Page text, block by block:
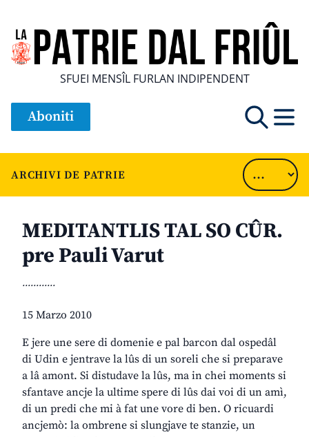
SFUEI MENSÎL FURLAN INDIPENDENT
Aboniti
ARCHIVI DE PATRIE
MEDITANTLIS TAL SO CÛR.
pre Pauli Varut
............
15 Marzo 2010
E jere une sere di domenie e pal barcon dal ospedâl
di Udin e jentrave la lûs di un soreli che si preparave
a lâ amont. Si distudave la lûs, ma in chei moments si
sfantave ancje la ultime spere di lûs dai voi di un amì,
di un predi che mi à fat une vore di ben. O ricuardi
ancjemò: la ombrene si slungjave te stanzie, un